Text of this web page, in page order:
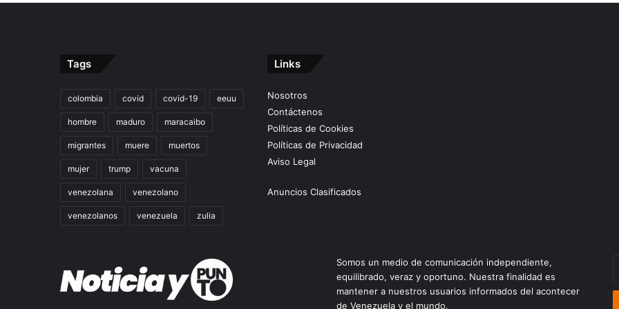
Tags
colombia covid covid-19 eeuu
hombre maduro maracaibo
migrantes muere muertos
mujer trump vacuna
venezolana venezolano
venezolanos venezuela zulia
Links
Nosotros
Contáctenos
Políticas de Cookies
Políticas de Privacidad
Aviso Legal
Anuncios Clasificados
Somos un medio de comunicación independiente,
equilibrado, veraz y oportuno. Nuestra finalidad es
mantener a nuestros usuarios informados del acontecer
de Venezuela y el mundo.